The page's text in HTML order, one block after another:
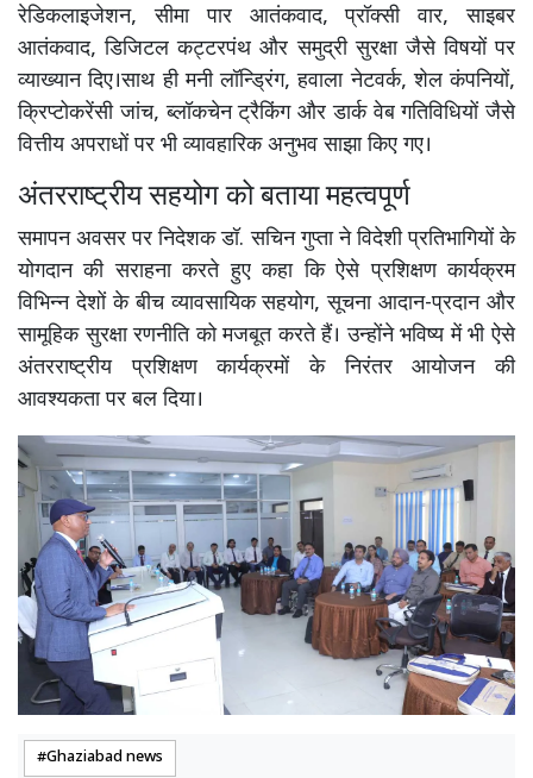
रेडिकलाइजेशन, सीमा पार आतंकवाद, प्रॉक्सी वार, साइबर
आतंकवाद, डिजिटल कट्टरपंथ और समुद्री सुरक्षा जैसे विषयों पर
व्याख्यान दिए।साथ ही मनी लॉन्ड्रिंग, हवाला नेटवर्क, शेल कंपनियों,
क्रिप्टोकरेंसी जांच, ब्लॉकचेन ट्रैकिंग और डार्क वेब गतिविधियों जैसे
वित्तीय अपराधों पर भी व्यावहारिक अनुभव साझा किए गए।
अंतरराष्ट्रीय सहयोग को बताया महत्वपूर्ण
समापन अवसर पर निदेशक डॉ. सचिन गुप्ता ने विदेशी प्रतिभागियों के
योगदान की सराहना करते हुए कहा कि ऐसे प्रशिक्षण कार्यक्रम
विभिन्न देशों के बीच व्यावसायिक सहयोग, सूचना आदान-प्रदान और
सामूहिक सुरक्षा रणनीति को मजबूत करते हैं। उन्होंने भविष्य में भी ऐसे
अंतरराष्ट्रीय प्रशिक्षण कार्यक्रमों के निरंतर आयोजन की
आवश्यकता पर बल दिया।
Ghaziabad news